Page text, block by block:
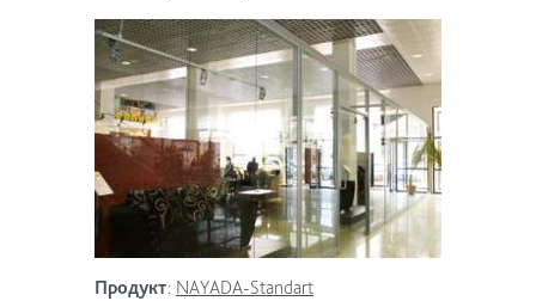
Продукт: NAYADA-Standart